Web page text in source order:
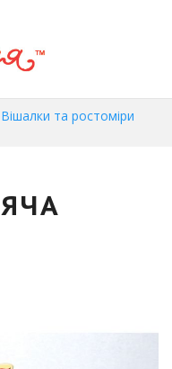
Вішалки та ростоміри